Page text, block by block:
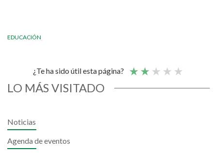
EDUCACIÓN
¿Te ha sido útil esta página?
LO MÁS VISITADO
Noticias
Agenda de eventos